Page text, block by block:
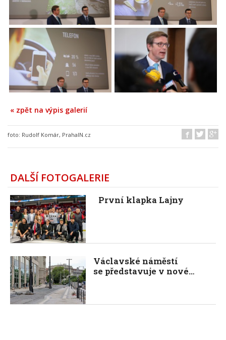
« zpět na výpis galerií
foto: Rudolf Komár, PrahaIN.cz
DALŠÍ FOTOGALERIE
První klapka Lajny
Václavské náměstí
se představuje v nové…